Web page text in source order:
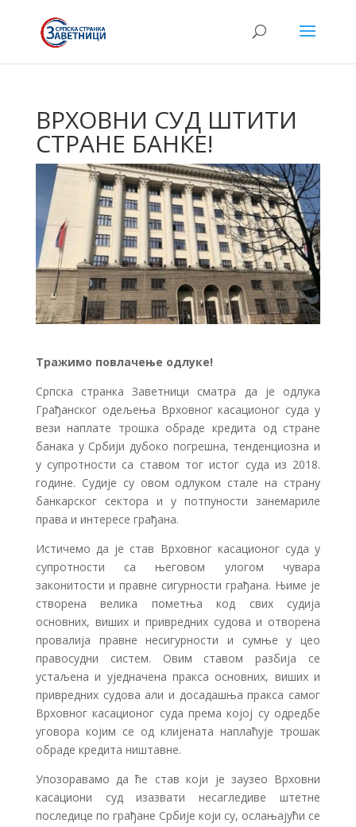
ВРХОВНИ СУД ШТИТИ
СТРАНЕ БАНКЕ!
Тражимо повлачење одлуке!
Српска странка Заветници сматра да је одлука
Грађанског одељења Врховног касационог суда у
вези наплате трошка обраде кредита од стране
банака у Србији дубоко погрешна, тенденциозна и
у супротности са ставом тог истог суда из 2018.
године. Судије су овом одлуком стале на страну
банкарског сектора и у потпуности занемариле
права и интересе грађана.
Истичемо да је став Врховног касационог суда у
супротности са његовом улогом чувара
законитости и правне сигурности грађана. Њиме је
створена велика пометња код свих судија
основних, виших и привредних судова и отворена
провалија правне несигурности и сумње у цео
правосудни систем. Овим ставом разбија се
устаљена и уједначена пракса основних, виших и
привредних судова али и досадашња пракса самог
Врховног касационог суда према којој су одредбе
уговора којим се од клијената наплаћује трошак
обраде кредита ништавне.
Упозоравамо да ће став који је заузео Врховни
касациони суд изазвати несагледиве штетне
последице по грађане Србије који су, ослањајући се